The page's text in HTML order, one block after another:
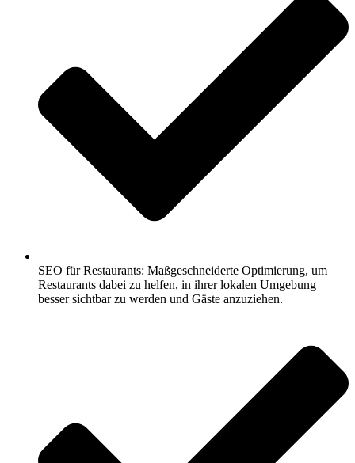
SEO für Restaurants: Maßgeschneiderte Optimierung, um
Restaurants dabei zu helfen, in ihrer lokalen Umgebung
besser sichtbar zu werden und Gäste anzuziehen.